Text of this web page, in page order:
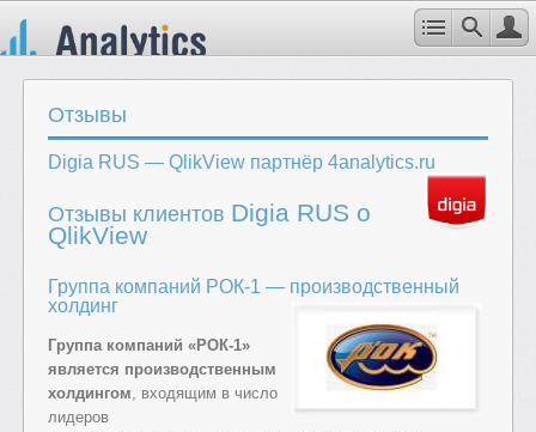
Отзывы
Digia RUS — QlikView партнёр 4analytics.ru
Отзывы клиентов Digia RUS о
QlikView
Группа компаний РОК-1 — производственный
холдинг
Группа компаний «РОК-1»
является производственным
холдингом, входящим в число
лидеров